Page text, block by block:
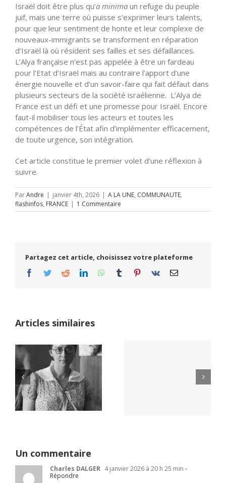
Israël doit être plus qu’a minima un refuge du peuple
juif, mais une terre où puisse s’exprimer leurs talents,
pour que leur sentiment de honte et leur complexe de
nouveaux-immigrants se transforment en réparation
d’Israël là où résident ses failles et ses défaillances.
L’Alya française n’est pas appelée à être un fardeau
pour l’Etat d’Israël mais au contraire l’apport d’une
énergie nouvelle et d’un savoir-faire qui fait défaut dans
plusieurs secteurs de la société israélienne. L’Alya de
France est un défi et une promesse pour Israël. Encore
faut-il mobiliser tous les acteurs et toutes les
compétences de l’État afin d’implémenter efficacement,
de toute urgence, son intégration.
Cet article constitue le premier volet d’une réflexion à
suivre.
ParAndre | janvier 4th, 2026 | A LA UNE, COMMUNAUTE,
flashinfos, FRANCE | 1 Commentaire
Partagez cet article, choisissez votre plateforme
Facebook
TwitterRedditLinkedInWhatsApp
Tumblr Pinterest
Vk Email
Articles similaires
Netflix Field of
Dreams (1989)
Yaïr Golan : une
Un commentaire
Charles DALGER 4 janvier 2026 à 20 h 25 min -
Répondre